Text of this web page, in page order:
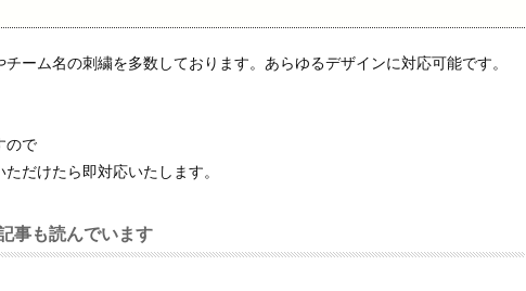
ーム名の刺繍を多数しております。あらゆるデザインに対応可能です。
ので
だけたら即対応いたします。
事も読んでいます